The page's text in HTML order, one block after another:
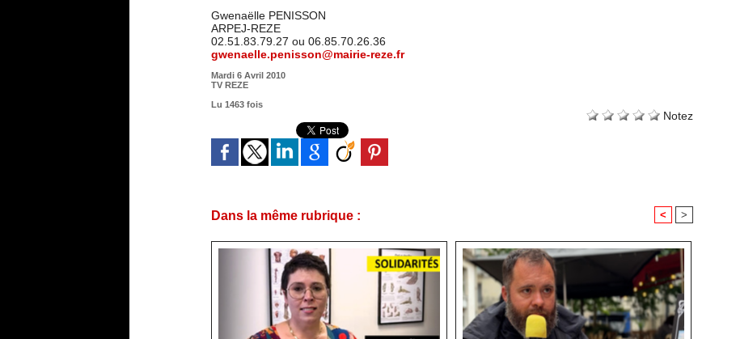
Gwenaëlle PENISSON
ARPEJ-REZE
02.51.83.79.27 ou 06.85.70.26.36
gwenaelle.penisson@mairie-reze.fr
Mardi 6 Avril 2010
TV REZE
Lu 1463 fois
Notez
Dans la même rubrique : < >